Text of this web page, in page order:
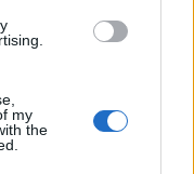
my
the
filmovou legendu